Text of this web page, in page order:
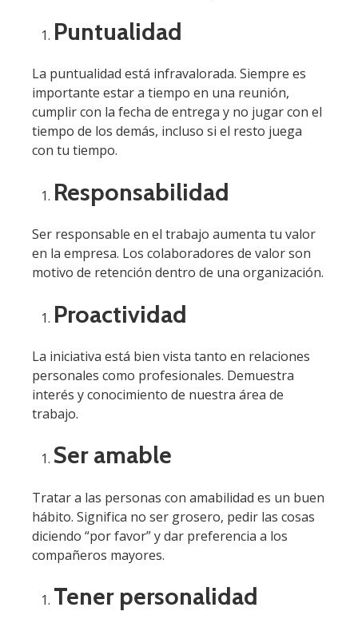
Puntualidad
La puntualidad está infravalorada. Siempre es
importante estar a tiempo en una reunión,
cumplir con la fecha de entrega y no jugar con el
tiempo de los demás, incluso si el resto juega
con tu tiempo.
Responsabilidad
Ser responsable en el trabajo aumenta tu valor
en la empresa. Los colaboradores de valor son
motivo de retención dentro de una organización.
Proactividad
La iniciativa está bien vista tanto en relaciones
personales como profesionales. Demuestra
interés y conocimiento de nuestra área de
trabajo.
Ser amable
Tratar a las personas con amabilidad es un buen
hábito. Significa no ser grosero, pedir las cosas
diciendo “por favor” y dar preferencia a los
compañeros mayores.
Tener personalidad